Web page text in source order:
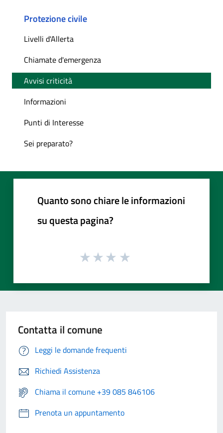
Protezione civile
Livelli d'Allerta
Chiamate d'emergenza
Avvisi criticità
Informazioni
Punti di Interesse
Sei preparato?
Quanto sono chiare le informazioni
su questa pagina?
Contatta il comune
Leggi le domande frequenti
Richiedi Assistenza
Chiama il comune +39 085 846106
Prenota un appuntamento